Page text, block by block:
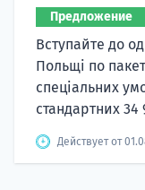
Предложение
Вступайте до
Польщі по
спеціальних
стандартних 34
Действует от